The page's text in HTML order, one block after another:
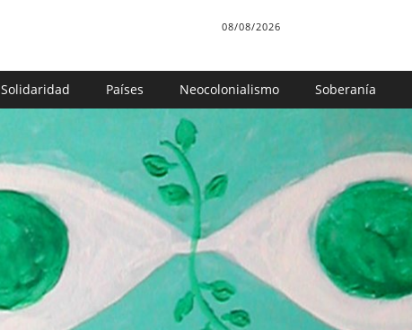
08/08/2026
Solidaridad Países Neocolonialismo Soberanía